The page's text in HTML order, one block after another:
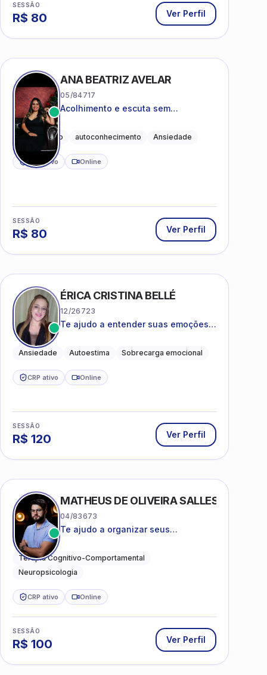
SESSÃO
R$ 80 Ver Perfil
ANA BEATRIZ AVELAR
05/84717
Acolhimento e escuta sem
Acolhimento autoconhecimento Ansiedade
CRP ativo Online
SESSÃO
R$ 80 Ver Perfil
ÉRICA CRISTINA BELLÉ
12/26723
Te ajudo a entender suas emoções e
lidar com o que você está vivendo
Ansiedade Autoestima Sobrecarga emocional
CRP ativo Online
SESSÃO
R$ 120 Ver Perfil
MATHEUS DE OLIVEIRA SALLES
04/83673
Te ajudo a organizar seus
e viver com mais clareza e sentido,
com uma terapia estruturada e
baseada em ciência.
Terapia Cognitivo-Comportamental
Neuropsicologia
CRP ativo Online
SESSÃO
R$ 100 Ver Perfil